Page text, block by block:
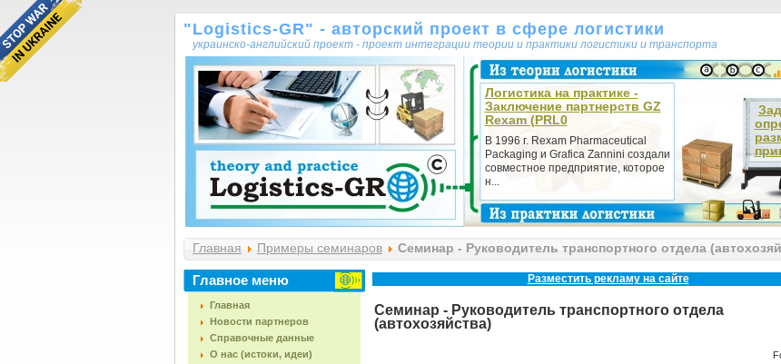
"Logistics-GR" - авторский проект в сфере логистики
украинско-английский проект - проект интеграции теории и практики логистики и транспорта
Логистика на практике -
Заключение партнерств GZ
Rexam (PRL0
В 1996 г. Rexam Pharmaceutical
Packaging и Grafica Zannini создали
совместное предприятие, которое
н...
Главная Примеры семинаров Семинар - Руководитель транспортного отдела
Главное меню
Главная
Новости партнеров
Справочные данные
О нас (истоки, идеи)
Разместить рекламу на сайте
Семинар - Руководитель транспортного отдела
(автохозяйства)